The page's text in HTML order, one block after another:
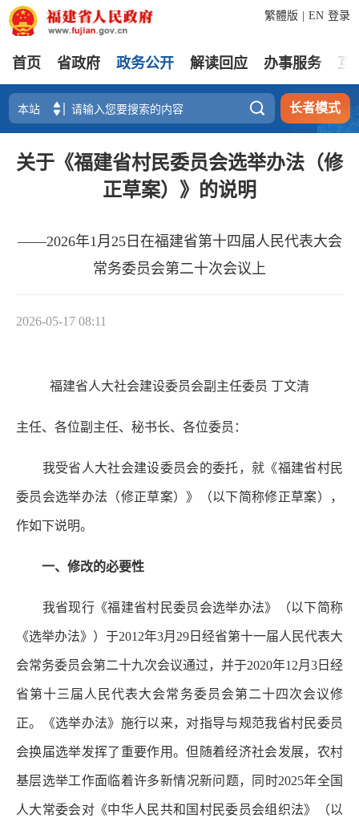
登录
繁體版 EN
首页 省政府 政务公开 解读回应 办事服务 互
 长者模式
关于《福建省村民委员会选举办法（修
正草案）》的说明
——2026年1月25日在福建省第十四届人民代表大会
常务委员会第二十次会议上
2026-05-17 08:11
福建省人大社会建设委员会副主任委员 丁文清
主任、各位副主任、秘书长、各位委员：
我受省人大社会建设委员会的委托，就《福建省村民
委员会选举办法（修正草案）》（以下简称修正草案），
作如下说明。
一、修改的必要性
我省现行《福建省村民委员会选举办法》（以下简称
《选举办法》）于2012年3月29日经省第十一届人民代表大
会常务委员会第二十九次会议通过，并于2020年12月3日经
省第十三届人民代表大会常务委员会第二十四次会议修
正。《选举办法》施行以来，对指导与规范我省村民委员
会换届选举发挥了重要作用。但随着经济社会发展，农村
基层选举工作面临着许多新情况新问题，同时2025年全国
人大常委会对《中华人民共和国村民委员会组织法》（以